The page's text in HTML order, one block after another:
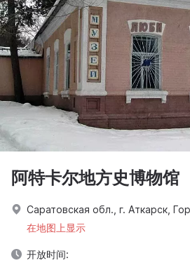
阿特卡尔地方史博物馆
Саратовская обл., г. Аткарск,
在地图上显示
开放时间: